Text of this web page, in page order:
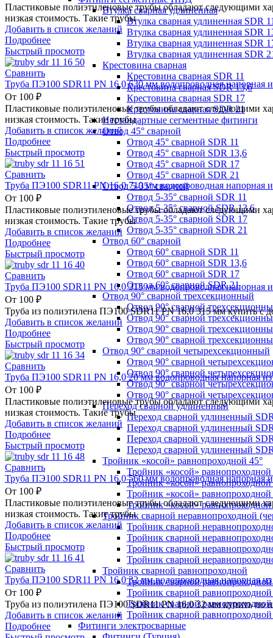
Втулка сварная удлиненная
Втулка сварная удлиненная SDR 11
Втулка сварная удлиненная SDR
Втулка сварная удлиненная SDR
Втулка сварная удлиненная SDR
Крестовина сварная
Крестовина сварная SDR 11
Крестовина сварная SDR 13,6
Крестовина сварная SDR 17
Крестовина сварная SDR 21
Нестандартные сегментные фитинги
Отвод 45° сварной
Отвод 45° сварной SDR 11
Отвод 45° сварной SDR 13,6
Отвод 45° сварной SDR 17
Отвод 45° сварной SDR 21
Отвод 5-35° сварной
Отвод 5-35° сварной SDR 11
Отвод 5-35° сварной SDR 13,6
Отвод 5-35° сварной SDR 17
Отвод 5-35° сварной SDR 21
Отвод 60° сварной
Отвод 60° сварной SDR 11
Отвод 60° сварной SDR 13,6
Отвод 60° сварной SDR 17
Отвод 60° сварной SDR 21
Отвод 90° сварной трехсекционный
Отвод 90° сварной
Отвод 90° сварной
Отвод 90° сварной
Отвод 90° сварной
Отвод 90° сварной четырехсекционный
Отвод 90° сварной
Отвод 90° сварной
Отвод 90° сварной
Отвод 90° сварной
Переход сварной удлиненный
Переход сварной удлиненный
Переход сварной удлиненный
Переход сварной удлиненный
Переход сварной удлиненный
Тройник «косой» равнопроходной 45°
Тройник «косой» равнопроходной
Тройник «косой»
Тройник «косой» равнопроходной
Тройник «косой» равнопроходной
Тройник сварной неравнопроходной
Тройник сварной
Тройник сварной
Тройник сварной
Тройник сварной
Тройник сварной равнопроходной
Тройник сварной
Тройник сварной
Тройник сварной
Тройник сварной равнопроходной
Фитинги электросварные
Пластиковые полиэтиленовые трубы обладают следующими
низкая стоимость. Такие трубы
Добавить в список желаний
Подробнее
Быстрый просмотр
Сравнить
Труба ПЭ100 SDR11 PN 16,0 630 мм водопроводная напорная
От 100 ₽
Пластиковые полиэтиленовые трубы обладают следующими
низкая стоимость. Такие трубы
Добавить в список желаний
Подробнее
Быстрый просмотр
Сравнить
Труба ПЭ100 SDR11 PN 16,0 710 мм водопроводная напорная
От 100 ₽
Пластиковые полиэтиленовые трубы обладают следующими
низкая стоимость. Такие трубы
Добавить в список желаний
Подробнее
Быстрый просмотр
Сравнить
Труба ПЭ100 SDR11 PN 16,0 315 мм водопроводная напорная
От 100 ₽
Труба из полиэтилена ПЭ100 SDR11 PN 16,0 315 мм купить с
Добавить в список желаний
Подробнее
Быстрый просмотр
Сравнить
Труба ПЭ100 SDR11 PN 16,0 20 мм водопроводная напорная
От 100 ₽
Пластиковые полиэтиленовые трубы обладают следующими
низкая стоимость. Такие трубы
Добавить в список желаний
Подробнее
Быстрый просмотр
Сравнить
Труба ПЭ100 SDR11 PN 16,0 560 мм водопроводная напорная
От 100 ₽
Пластиковые полиэтиленовые трубы обладают следующими
низкая стоимость. Такие трубы
Добавить в список желаний
Подробнее
Быстрый просмотр
Сравнить
Труба ПЭ100 SDR11 PN 16,0 32 мм водопроводная напорная из
От 100 ₽
Труба из полиэтилена ПЭ100 SDR11 PN 16,0 32 мм купить по
Добавить в список желаний
Подробнее